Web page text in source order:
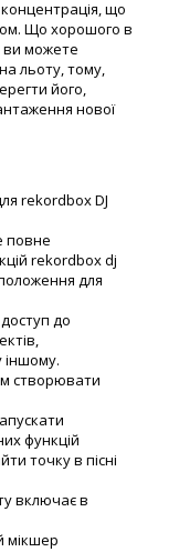
що
Що хорошого в
ви можете
льоту, тому,
його,
нової
rekordbox DJ
повне
rekordbox dj
для
до
іншому.
створювати
функцій
точку в пісні
включає в
мікшер